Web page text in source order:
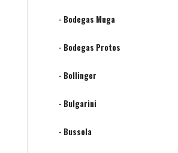
- Bodegas Muga
- Bodegas Protos
- Bollinger
- Bulgarini
- Bussola